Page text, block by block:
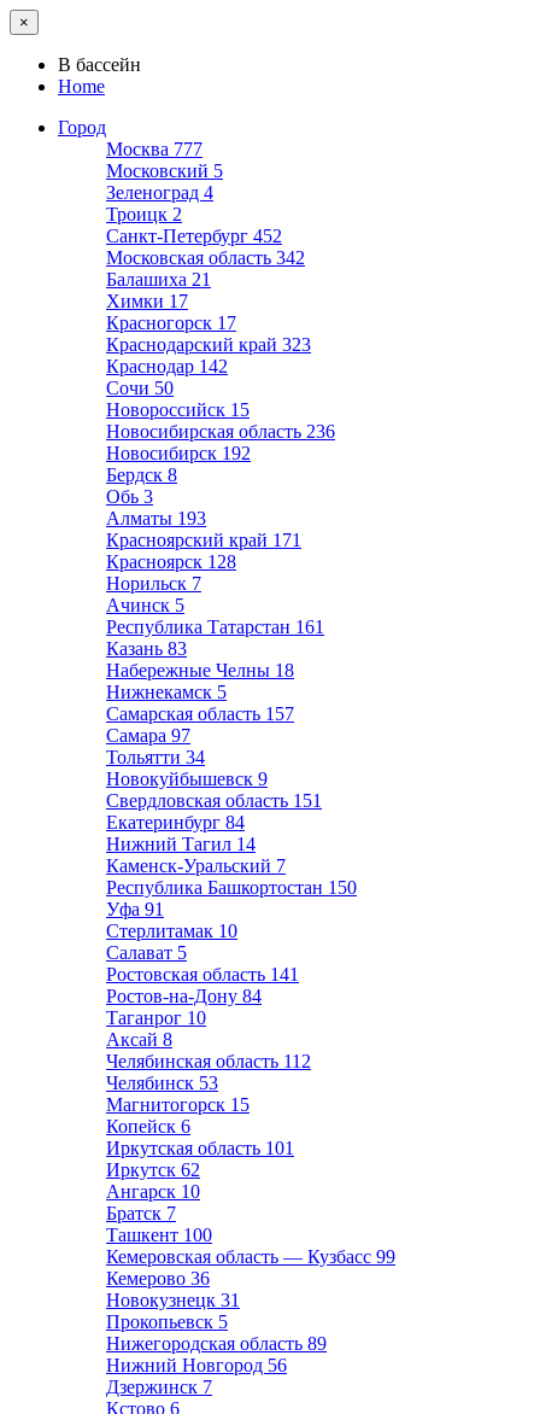
×
В бассейн
Home
Город
Москва 777
Московский 5
Зеленоград 4
Троицк 2
Санкт-Петербург 452
Московская область 342
Балашиха 21
Химки 17
Красногорск 17
Краснодарский край 323
Краснодар 142
Сочи 50
Новороссийск 15
Новосибирская область 236
Новосибирск 192
Бердск 8
Обь 3
Алматы 193
Красноярский край 171
Красноярск 128
Норильск 7
Ачинск 5
Республика Татарстан 161
Казань 83
Набережные Челны 18
Нижнекамск 5
Самарская область 157
Самара 97
Тольятти 34
Новокуйбышевск 9
Свердловская область 151
Екатеринбург 84
Нижний Тагил 14
Каменск-Уральский 7
Республика Башкортостан 150
Уфа 91
Стерлитамак 10
Салават 5
Ростовская область 141
Ростов-на-Дону 84
Таганрог 10
Аксай 8
Челябинская область 112
Челябинск 53
Магнитогорск 15
Копейск 6
Иркутская область 101
Иркутск 62
Ангарск 10
Братск 7
Ташкент 100
Кемеровская область — Кузбасс 99
Кемерово 36
Новокузнецк 31
Прокопьевск 5
Нижегородская область 89
Нижний Новгород 56
Дзержинск 7
Кстово 6